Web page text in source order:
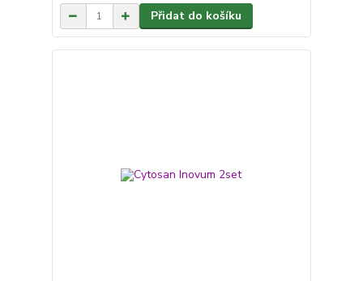
Přidat do košíku